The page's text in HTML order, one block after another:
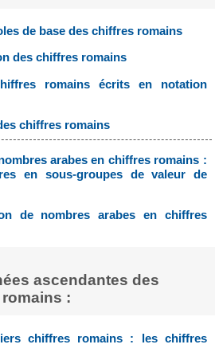
de base des chiffres romains
des chiffres romains
romains écrits en notation
chiffres romains
arabes en chiffres romains :
en sous-groupes de valeur de
de nombres arabes en chiffres
ascendantes des
:
chiffres romains : les chiffres